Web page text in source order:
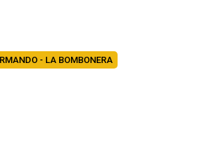
- LA BOMBONERA